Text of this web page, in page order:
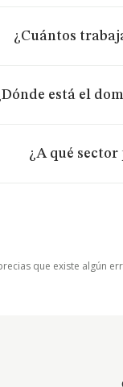
¿Cuántos
está el
¿A qué
que existe